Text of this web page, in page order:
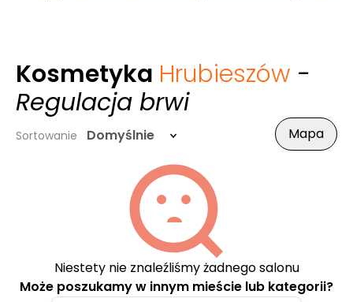
Kosmetyka Hrubieszów -
Regulacja brwi
Sortowanie Domyślnie Mapa
Niestety nie znaleźliśmy żadnego salonu
Może poszukamy w innym mieście lub kategorii?